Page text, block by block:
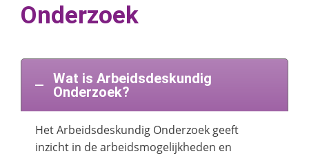
Onderzoek
Wat is Arbeidsdeskundig
Onderzoek?
Het Arbeidsdeskundig Onderzoek geeft
inzicht in de arbeidsmogelijkheden en